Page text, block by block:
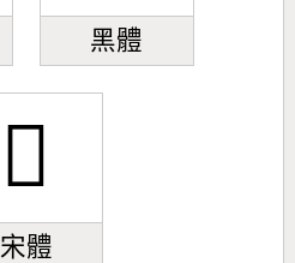
黑體
𩌕
宋體